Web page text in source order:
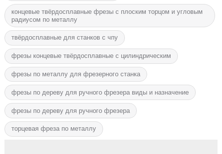
концевые твёрдосплавные фрезы с плоским торцом и угловым
радиусом по металлу
твёрдосплавные для станков с чпу
фрезы концевые твёрдосплавные с цилиндрическим
фрезы по металлу для фрезерного станка
фрезы по дереву для ручного фрезера виды и назначение
фрезы по дереву для ручного фрезера
торцевая фреза по металлу